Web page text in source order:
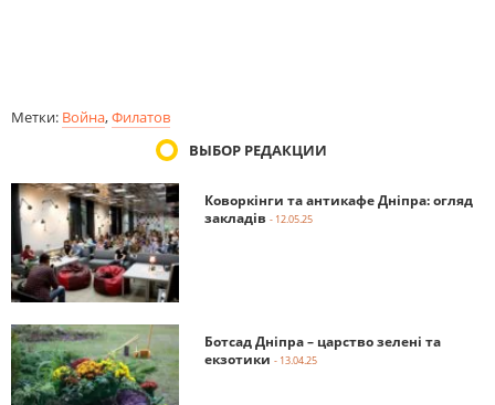
Метки: Война,Филатов
ВЫБОР РЕДАКЦИИ
Коворкінги та антикафе Дніпра: огляд
закладів - 12.05.25
Ботсад Дніпра – царство зелені та
екзотики - 13.04.25